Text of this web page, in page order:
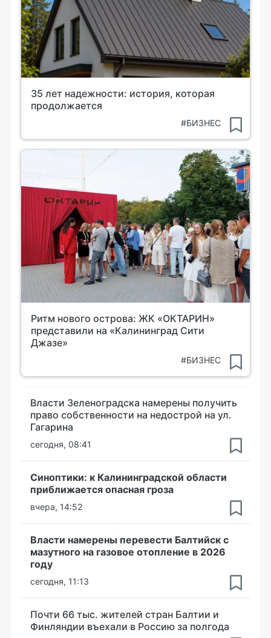
35 лет надежности: история, которая
продолжается
#БИЗНЕС
Ритм нового острова: ЖК «ОКТАРИН»
представили на «Калининград Сити
Джазе»
#БИЗНЕС
Власти Зеленоградска намерены получить
право собственности на недострой на ул.
Гагарина
сегодня, 08:41
Синоптики: к Калининградской области
приближается опасная гроза
вчера, 14:52
Власти намерены перевести Балтийск с
мазутного на газовое отопление в 2026
году
сегодня, 11:13
Почти 66 тыс. жителей стран Балтии и
Финляндии въехали в Россию за полгода